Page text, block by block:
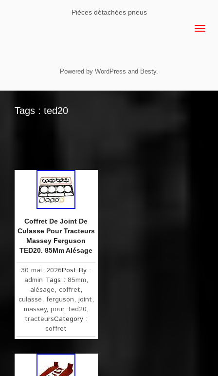
Pièces détachées pneus
Powered by WordPress and Besty.
Tags : ted20
Coffret De Joint De
Culasse Pour Tracteurs
Massey Ferguson
TED20. 85Mm Alésage
30 mai, 2026Post By :
admin Tags : 85mm,
alésage, coffret,
culasse, ferguson, joint,
massey, pour, ted20,
tracteursCategory :
coffret